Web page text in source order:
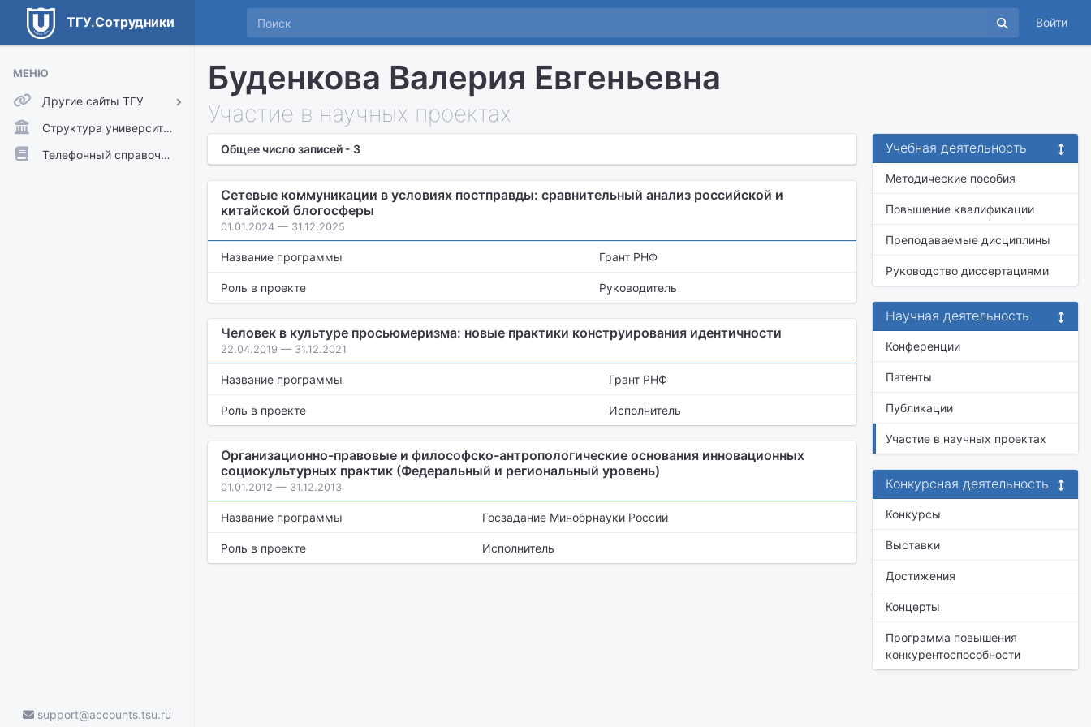
ТГУ.Сотрудники Войти
МЕНЮ
Другие сайты ТГУ
ТГУ.Аккаунты
ТГУ.Расписание
Структура университета
Телефонный справочник
support@accounts.tsu.ru
Буденкова Валерия Евгеньевна
Участие в научных проектах
Общее число записей - 3
Сетевые коммуникации в условиях постправды: сравнительный анализ российской и
китайской блогосферы
01.01.2024 — 31.12.2025
Название программы Грант РНФ
Роль в проекте Руководитель
Человек в культуре просьюмеризма: новые практики конструирования идентичности
22.04.2019 — 31.12.2021
Название программы Грант РНФ
Роль в проекте Исполнитель
Организационно-правовые и философско-антропологические основания инновационных
социокультурных практик (Федеральный и региональный уровень)
01.01.2012 — 31.12.2013
Название программы Госзадание Минобрнауки России
Роль в проекте Исполнитель
Учебная деятельность
Методические пособия
Повышение квалификации
Преподаваемые дисциплины
Руководство диссертациями
Научная деятельность
Конференции
Патенты
Публикации
Участие в научных проектах
Конкурсная деятельность
Конкурсы
Выставки
Достижения
Концерты
Программа повышения
конкурентоспособности